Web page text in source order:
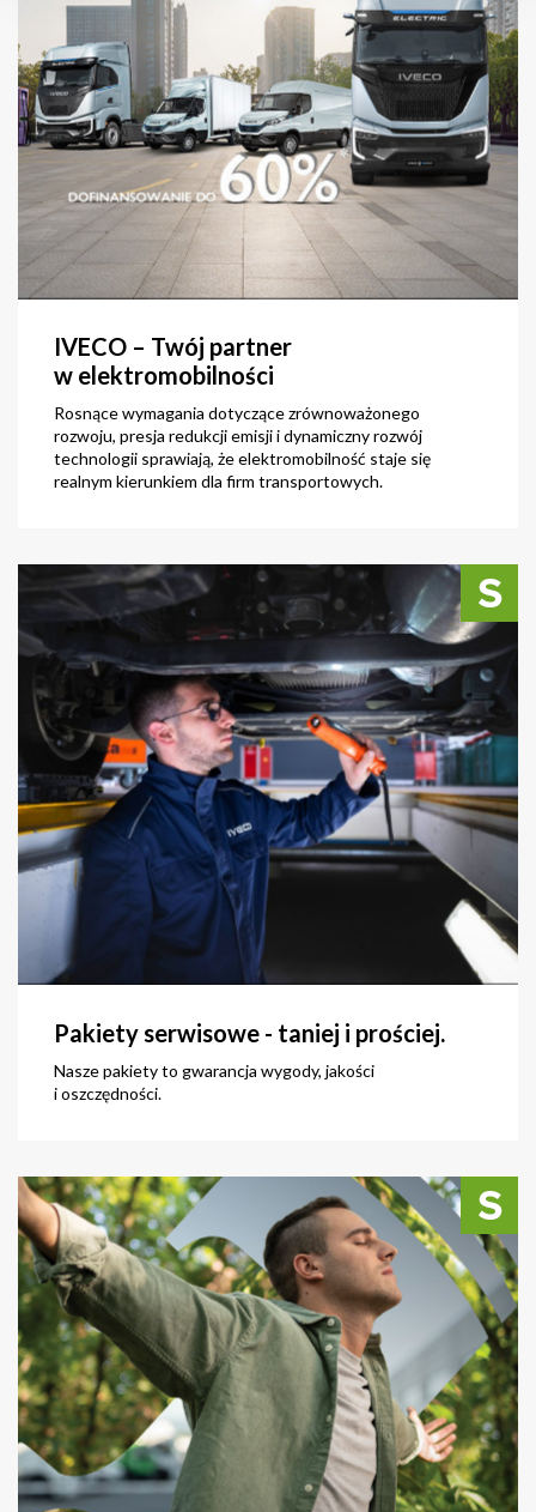
zapisać swoje preferencje.
Zmiany w preferencjach można wprowadzać w każdej
chwili.
IVECO – Twój partner
w elektromobilności
Rosnące wymagania dotyczące zrównoważonego
rozwoju, presja redukcji emisji i dynamiczny rozwój
technologii sprawiają, że elektromobilność staje się
realnym kierunkiem dla firm transportowych.
Pakiety serwisowe - taniej i prościej.
Nasze pakiety to gwarancja wygody, jakości
i oszczędności.